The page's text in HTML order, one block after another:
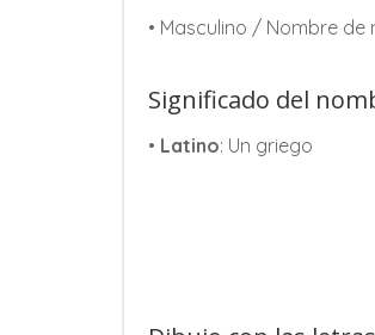
• Masculino / Nombre de
Significado del
• Latino: Un griego